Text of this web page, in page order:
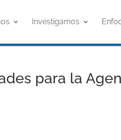
Investigamos
para la